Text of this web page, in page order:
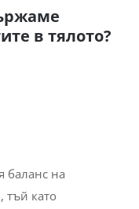
в тялото?
баланс на
тъй като